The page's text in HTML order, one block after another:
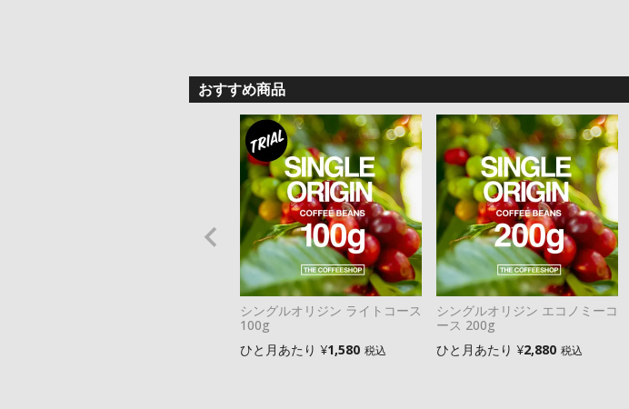
おすすめ商品
シングルオリジン ライトコース
100g
ひと月あたり ¥1,580 税込
シングルオリジン エコノミーコ
ース 200g
ひと月あたり ¥2,880 税込